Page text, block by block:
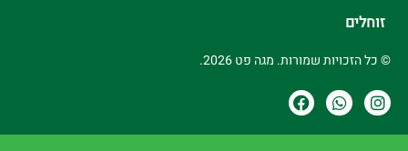
זוחלים
© כל הזכויות שמורות. מגה פט 2026.